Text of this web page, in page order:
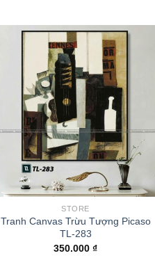
STORE
Tranh Canvas Trừu Tượng Picaso
TL-283
350.000₫